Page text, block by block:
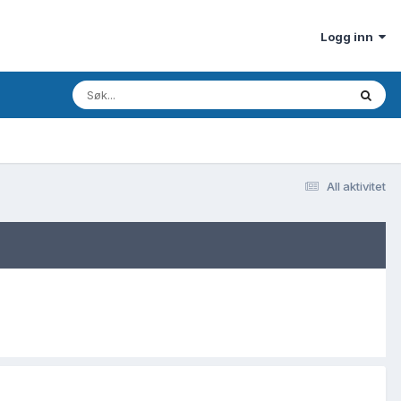
Logg inn
All aktivitet